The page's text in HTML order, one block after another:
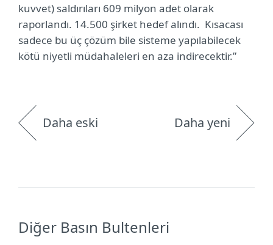
kuvvet) saldırıları 609 milyon adet olarak
raporlandı. 14.500 şirket hedef alındı. Kısacası
sadece bu üç çözüm bile sisteme yapılabilecek
kötü niyetli müdahaleleri en aza indirecektir.”
Daha eski Daha yeni
Diğer Basın Bultenleri